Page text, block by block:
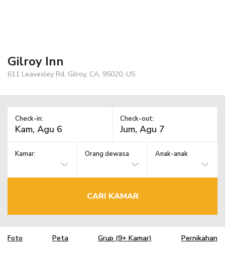
Gilroy Inn
611 Leavesley Rd, Gilroy, CA, 95020, US
Check-in: Check-out:
Kamar: Orang dewasa Anak-anak
CARI KAMAR
Foto Peta Grup (9+ Kamar) Pernikahan